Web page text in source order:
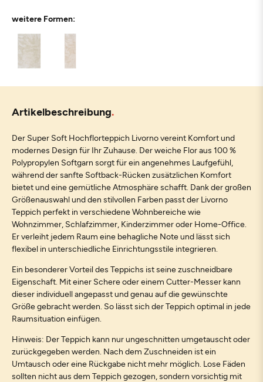
weitere Formen:
Artikelbeschreibung
Der Super Soft Hochflorteppich Livorno vereint Komfort und
modernes Design für Ihr Zuhause. Der weiche Flor aus 100 %
Polypropylen Softgarn sorgt für ein angenehmes Laufgefühl,
während der sanfte Softback-Rücken zusätzlichen Komfort
bietet und eine gemütliche Atmosphäre schafft. Dank der großen
Größenauswahl und den stilvollen Farben passt der Livorno
Teppich perfekt in verschiedene Wohnbereiche wie
Wohnzimmer, Schlafzimmer, Kinderzimmer oder Home-Office.
Er verleiht jedem Raum eine behagliche Note und lässt sich
flexibel in unterschiedliche Einrichtungsstile integrieren.
Ein besonderer Vorteil des Teppichs ist seine zuschneidbare
Eigenschaft. Mit einer Schere oder einem Cutter-Messer kann
dieser individuell angepasst und genau auf die gewünschte
Größe gebracht werden. So lässt sich der Teppich optimal in jede
Raumsituation einfügen.
Hinweis: Der Teppich kann nur ungeschnitten umgetauscht oder
zurückgegeben werden. Nach dem Zuschneiden ist ein
Umtausch oder eine Rückgabe nicht mehr möglich. Lose Fäden
sollten nicht aus dem Teppich gezogen, sondern vorsichtig mit